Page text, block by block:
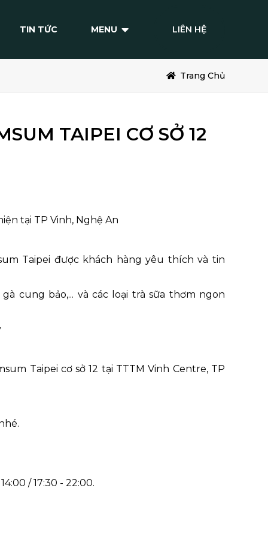
TIN TỨC MENU LIÊN HỆ
Trang Chủ
TAIPEI CƠ SỞ 12
tại TP Vinh, Nghệ An
Taipei được khách hàng yêu thích và tin
cung bảo,... và các loại trà sữa thơm ngon
Taipei cơ sở 12 tại TTTM Vinh Centre, TP
/ 17:30 - 22:00.